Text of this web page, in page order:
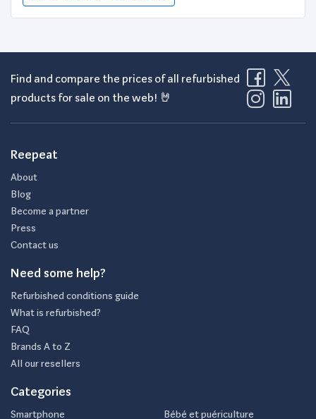
Find and compare the prices of all refurbished
products for sale on the web! 🤘
Reepeat
About
Blog
Become a partner
Press
Contact us
Need some help?
Refurbished conditions guide
What is refurbished?
FAQ
Brands A to Z
All our resellers
Categories
Smartphone Bébé et puériculture